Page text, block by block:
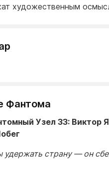
художественным
Фантома
Узел 33: Виктор
удержать страну — он